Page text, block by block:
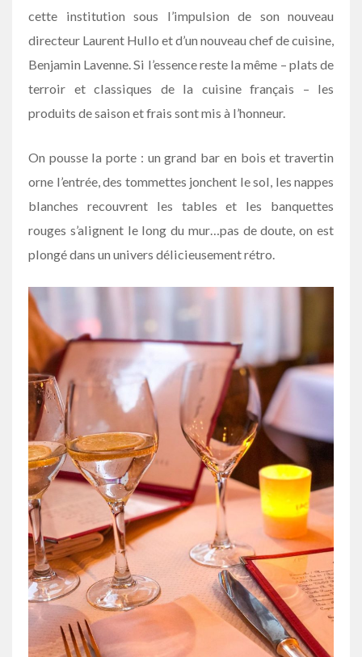
cette institution sous l’impulsion de son nouveau
directeur Laurent Hullo et d’un nouveau chef de cuisine,
Benjamin Lavenne. Si l’essence reste la même – plats de
terroir et classiques de la cuisine français – les
produits de saison et frais sont mis à l’honneur.
On pousse la porte : un grand bar en bois et travertin
orne l’entrée, des tommettes jonchent le sol, les nappes
blanches recouvrent les tables et les banquettes
rouges s’alignent le long du mur…pas de doute, on est
plongé dans un univers délicieusement rétro.